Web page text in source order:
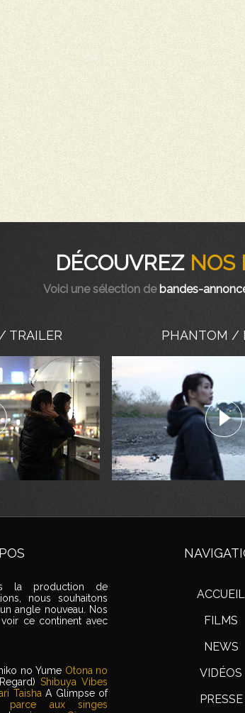
DÉCOUVREZ NOS
Voici une sélection de bandes-
TRAILER PHANTOM /
la production de
nous souhaitons
angle nouveau. Nos
ce continent avec
no Yume Otona no
Shibuya Vibes
Taisha A Glimpse of
parce aux singes
ACCUEIL
FILMS
NEWS
VIDÉOS
PRESSE